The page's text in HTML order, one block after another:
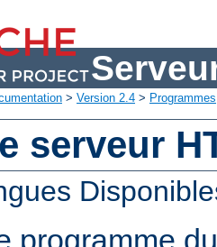
> Version 2.4 > Programmes
serveur
programme